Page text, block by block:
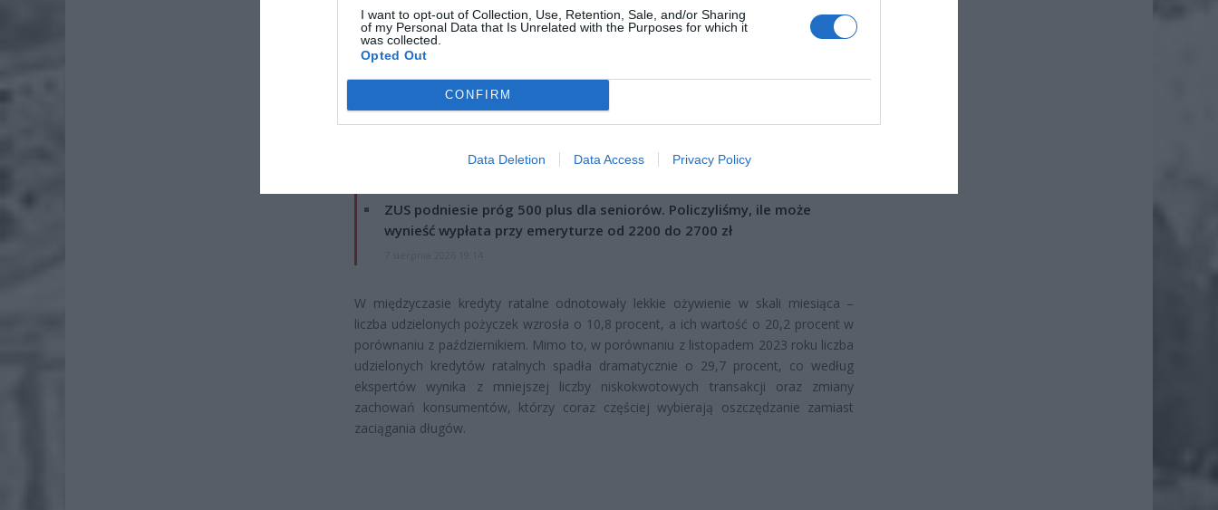
I want to opt-out of Collection, Use, Retention, Sale, and/or Sharing
of my Personal Data that Is Unrelated with the Purposes for which it
was collected.
Opted Out
CONFIRM
Data Deletion Data Access Privacy Policy
ZOBACZ RÓWNIEŻ:
Nawet 3600 zł miesięcznie zamiast 800+. Nowa propozycja dla
rodziców dzieci do 3. roku życia
ZUS podniesie próg 500 plus dla seniorów. Policzyliśmy, ile może
wynieść wypłata przy emeryturze od 2200 do 2700 zł
W międzyczasie kredyty ratalne odnotowały lekkie ożywienie w skali miesiąca –
liczba udzielonych pożyczek wzrosła o 10,8 procent, a ich wartość o 20,2 procent w
porównaniu z październikiem. Mimo to, w porównaniu z listopadem 2023 roku liczba
udzielonych kredytów ratalnych spadła dramatycznie o 29,7 procent, co według
ekspertów wynika z mniejszej liczby niskokwotowych transakcji oraz zmiany
zachowań konsumentów, którzy coraz częściej wybierają oszczędzanie zamiast
zaciągania długów.